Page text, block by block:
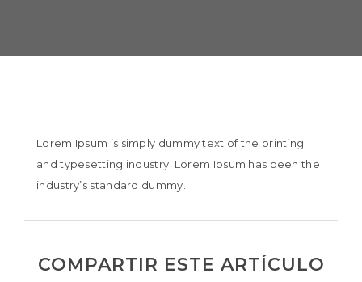
Lorem Ipsum is simply dummy text of the printing
and typesetting industry. Lorem Ipsum has been the
industry’s standard dummy.
COMPARTIR ESTE ARTÍCULO